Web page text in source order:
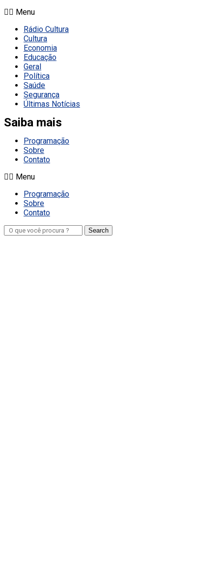
Menu
Rádio Cultura
Cultura
Economia
Educação
Geral
Política
Saúde
Segurança
Últimas Notícias
Saiba mais
Programação
Sobre
Contato
Menu
Programação
Sobre
Contato
Search